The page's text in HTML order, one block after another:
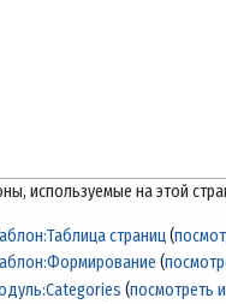
используемые на этой
страниц(
(
(посмотреть